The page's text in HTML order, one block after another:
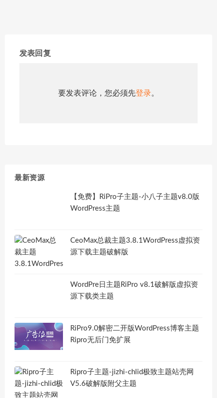
发表回复
要发表评论，您必须先登录。
最新资源
【免费】RiPro子主题-小八子主题v8.0版
WordPress主题
CeoMax总裁主题3.8.1WordPress虚拟资
源下载主题破解版
WordPre日主题RiPro v8.1破解版虚拟资
源下载类主题
RiPro9.0解密二开版WordPress博客主题
Ripro无后门免扩展
Ripro子主题-jizhi-chlid极致主题站壳网
V5.6破解版附父主题